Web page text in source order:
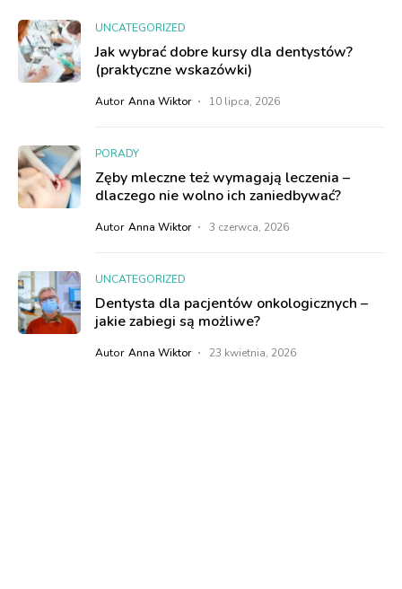
UNCATEGORIZED
Jak wybrać dobre kursy dla dentystów?
(praktyczne wskazówki)
Autor Anna Wiktor 10 lipca, 2026
PORADY
Zęby mleczne też wymagają leczenia –
dlaczego nie wolno ich zaniedbywać?
Autor Anna Wiktor 3 czerwca, 2026
UNCATEGORIZED
Dentysta dla pacjentów onkologicznych –
jakie zabiegi są możliwe?
Autor Anna Wiktor 23 kwietnia, 2026